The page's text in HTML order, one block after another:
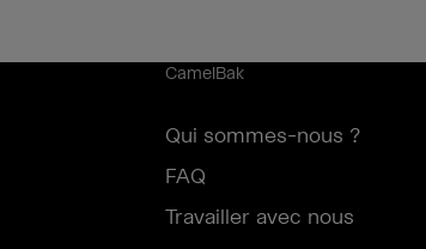
CamelBak
Qui sommes-nous ?
FAQ
Travailler avec nous